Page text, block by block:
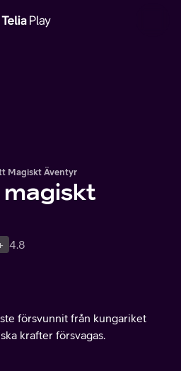
Magiskt Äventyr
magiskt
4.8
försvunnit från kungariket
krafter försvagas.